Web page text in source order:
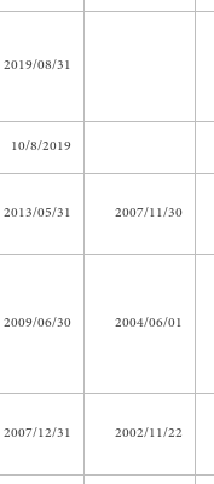
2019/08/31
10/8/2019
2007/11/30
2013/05/31
2004/06/01
2009/06/30
2002/11/22
2007/12/31